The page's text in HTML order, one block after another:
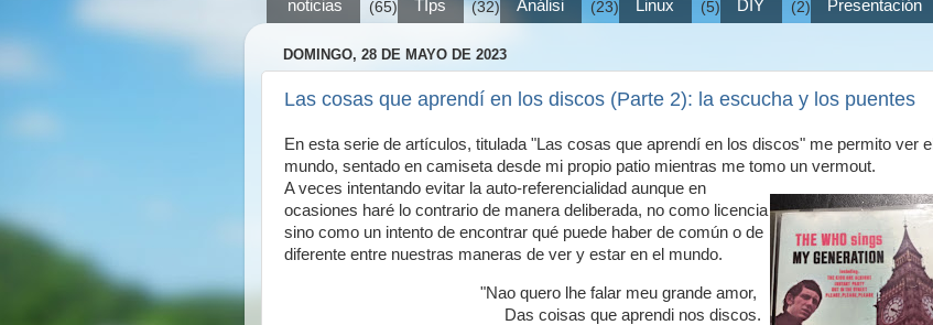
noticias (65) TIps (32) Análisi (23) Linux (5) DIY (2) Presentación
DOMINGO, 28 DE MAYO DE 2023
Las cosas que aprendí en los discos (Parte 2): la escucha y los puentes
En esta serie de artículos, titulada "Las cosas que aprendí en los discos" me permito ver el
mundo, sentado en camiseta desde mi propio patio mientras me tomo un vermout.
A veces intentando evitar la auto-referencialidad aunque en
ocasiones haré lo contrario de manera deliberada, no como licencia
sino como un intento de encontrar qué puede haber de común o de
diferente entre nuestras maneras de ver y estar en el mundo.
"Nao quero lhe falar meu grande amor,
Das coisas que aprendi nos discos.